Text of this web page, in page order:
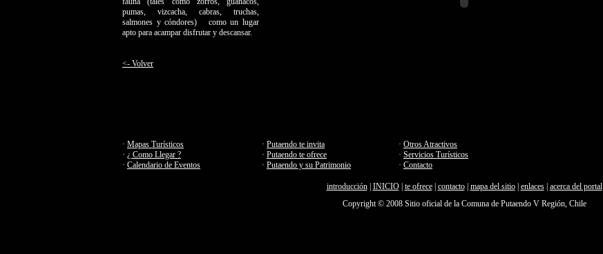
pumas, vizcacha, cabras, truchas,
salmones y cóndores) como un lugar
apto para acampar disfrutar y descansar.
<- Volver
· Mapas Turísticos
· ¿ Como Llegar ?
· Calendario de Eventos
· Putaendo te invita
· Putaendo te ofrece
· Putaendo y su Patrimonio
· Otros Atractivos
· Servicios Turísticos
· Contacto
introducción| INICIO| te ofrece| contacto| mapa del sitio| enlaces| acerca del portal
Copyright © 2008 Sitio oficial de la Comuna de Putaendo V Región, Chile